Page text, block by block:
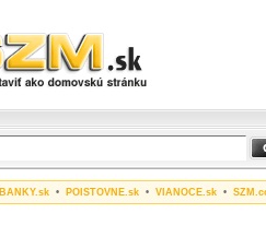
BANKY.sk • POISTOVNE.sk • VIANOCE.sk •